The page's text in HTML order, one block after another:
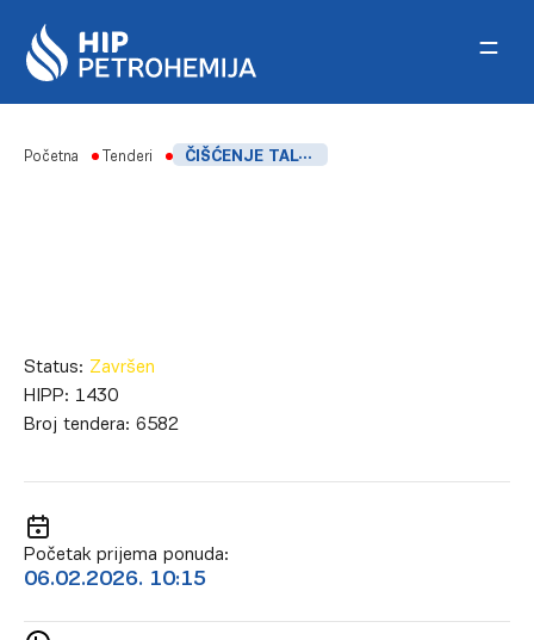
Početna Tenderi ČIŠĆENJE TALOŽNIKA TK 1407, BAZENA ISPOD RASHLADNOG TORNJA, CRPIŠTA PUMPI P-1426, P-1427, NEUTRALIZACIONE JAME I SEPARACIONE JAME
Status: Završen
HIPP: 1430
Broj tendera: 6582
Početak prijema ponuda:
06.02.2026. 10:15